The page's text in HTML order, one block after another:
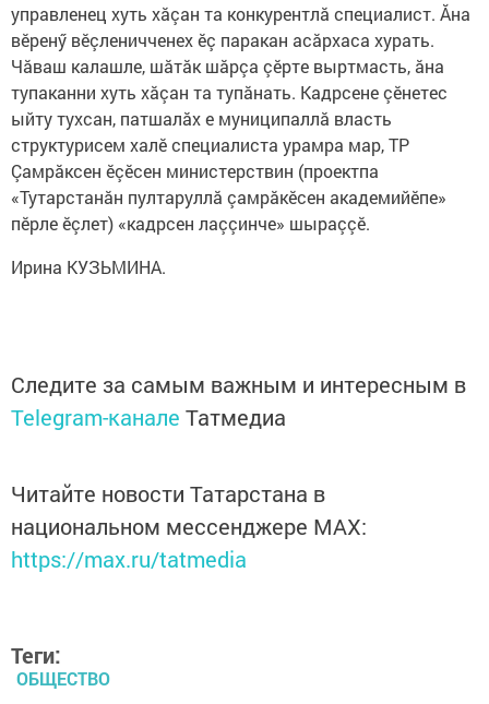
управленец хуть хăçан та конкурентлă специалист. Ăна
вӗренӳ вӗçленичченех ӗç паракан асăрхаса хурать.
Чăваш калашле, шăтăк шăрçа çӗрте выртмасть, ăна
тупаканни хуть хăçан та тупăнать. Кадрсене çӗнетес
ыйту тухсан, патшалăх е муниципаллă власть
структурисем халӗ специалиста урамра мар, ТР
Çамрăксен ӗçӗсен министерствин (проектпа
«Тутарстанăн пултаруллă çамрăкӗсен академийӗпе»
пӗрле ӗçлет) «кадрсен лаççинче» шыраççӗ.
Ирина КУЗЬМИНА.
Следите за самым важным и интересным в
Telegram-канале Татмедиа
Читайте новости Татарстана в
национальном мессенджере MАХ:
https://max.ru/tatmedia
Теги:
ОБЩЕСТВО